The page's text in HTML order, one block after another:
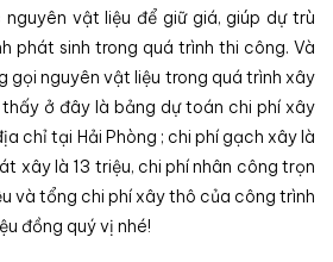
vật liệu để giữ giá, giúp dự trù
phát sinh trong quá trình thi công. Và
gọi nguyên vật liệu trong quá trình xây
ở đây là bảng dự toán chi phí xây
chỉ tại Hải Phòng ; chi phí gạch xây là
xây là 13 triệu, chi phí nhân công trọn
và tổng chi phí xây thô của công trình
đồng quý vị nhé!